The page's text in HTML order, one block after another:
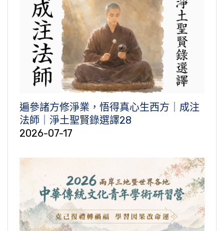
遍參諸方修淨業，悟得真心生西方｜成注
法師｜淨土聖賢錄選譯28
2026-07-17